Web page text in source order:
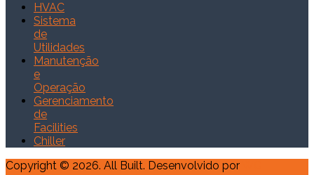
HVAC
Sistema
de
Utilidades
Manutenção
e
Operação
Gerenciamento
de
Facilities
Chiller
Copyright © 2026. All Built. Desenvolvido por